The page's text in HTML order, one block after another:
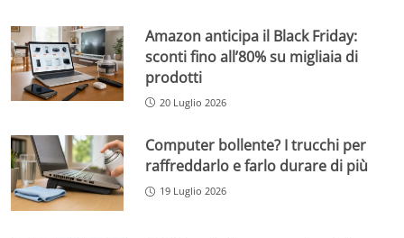
Amazon anticipa il Black Friday:
sconti fino all’80% su migliaia di
prodotti
20 Luglio 2026
Computer bollente? I trucchi per
raffreddarlo e farlo durare di più
19 Luglio 2026